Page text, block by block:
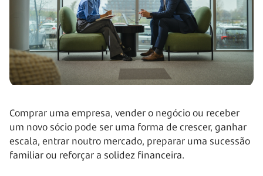
Comprar uma empresa, vender o negócio ou receber
um novo sócio pode ser uma forma de crescer, ganhar
escala, entrar noutro mercado, preparar uma sucessão
familiar ou reforçar a solidez financeira.